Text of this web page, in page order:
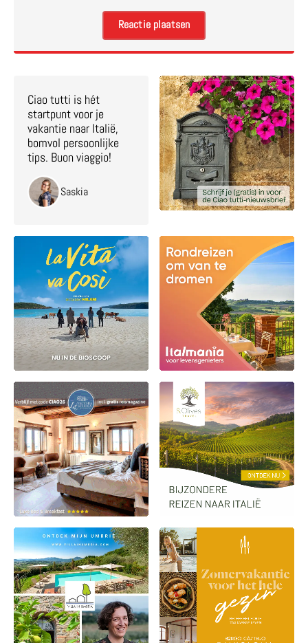
Ciao tutti is hét
startpunt voor je
vakantie naar Italië,
bomvol persoonlijke
tips. Buon viaggio!
Saskia